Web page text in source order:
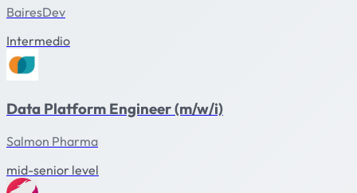
BairesDev
Intermedio
Data Platform Engineer (m/w/i)
Salmon Pharma
mid-senior level